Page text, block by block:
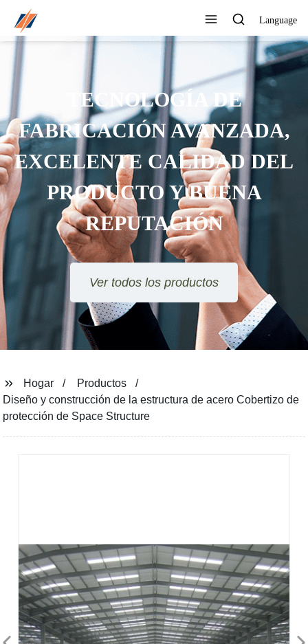
Language
Hogar
Productos
Diseño y construcción de la estructura de acero Cobertizo de
protección de Space Structure